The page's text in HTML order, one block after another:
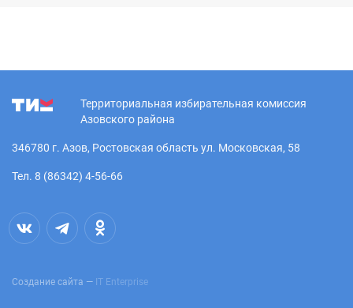
Территориальная избирательная комиссия
Азовского района
346780 г. Азов, Ростовская область ул. Московская, 58
Тел. 8 (86342) 4-56-66
Создание сайта — IT Enterprise